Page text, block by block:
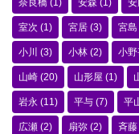
奈良橋 (1) 安森 (1)
室次 (1) 宮居 (3) 宮島
小川 (3) 小林 (2) 小
山崎 (20) 山形屋 (1)
岩永 (11) 平与 (7) 平
広瀬 (2) 扇弥 (2) 斉藤